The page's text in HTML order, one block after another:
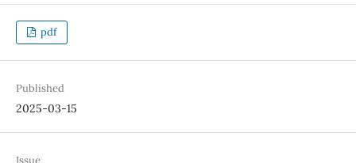
pdf
Published
2025-03-15
Issue